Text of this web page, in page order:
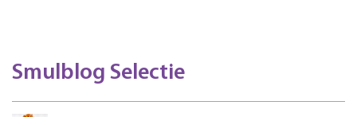
Smulblog Selectie